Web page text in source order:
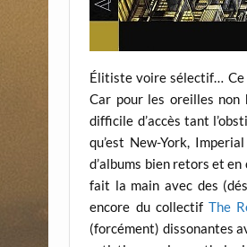
Élitiste voire sélectif… Ce
Car pour les oreilles non
difficile d’accès tant
qu’est New-York,
d’albums bien retors et
fait la main avec des
encore du collectif The
(forcément) dissonantes